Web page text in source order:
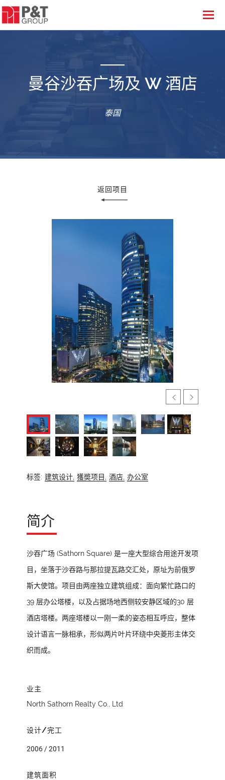
曼谷沙吞广场及 W 酒店
泰国
返回项目
标签: 建筑设计, 獲奬项目, 酒店, 办公室
简介
沙吞广场 (Sathorn Square) 是一座大型综合用途开发项
目，坐落于沙吞路与那拉提瓦路交汇处，原址为前俄罗
斯大使馆。项目由两座独立建筑组成：面向繁忙路口的
39 层办公塔楼，以及占据场地西侧较安静区域的30 层
酒店塔楼。两座塔楼以一刚一柔的姿态相互呼应，整体
设计语言一脉相承，形似两片叶片环绕中央菱形主体交
织而成。
业主
North Sathorn Realty Co., Ltd
设计/完工
2006 / 2011
建筑面积